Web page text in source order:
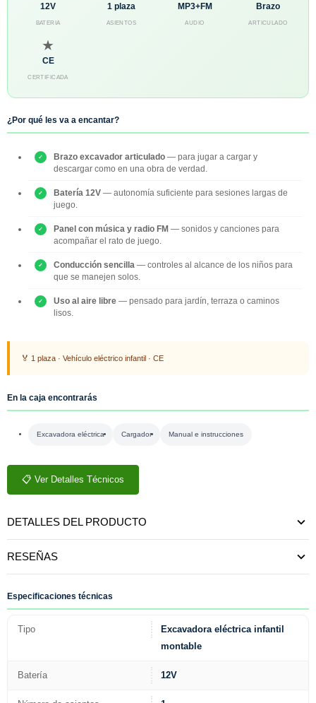
12V
BATERIA
1 plaza
ASIENTOS
MP3+FM
AUDIO
Brazo
ARTICULADO
★
CE
CERTIFICADA
¿Por qué les va a encantar?
Brazo excavador articulado — para jugar a cargar y
descargar como en una obra de verdad.
Batería 12V — autonomía suficiente para sesiones largas de
juego.
Panel con música y radio FM — sonidos y canciones para
acompañar el rato de juego.
Conducción sencilla — controles al alcance de los niños para
que se manejen solos.
Uso al aire libre — pensado para jardín, terraza o caminos
lisos.
🏅 1 plaza · Vehículo eléctrico infantil · CE
En la caja encontrarás
Excavadora eléctrica Cargador Manual e instrucciones
📋 Ver Detalles Técnicos
DETALLES DEL PRODUCTO
RESEÑAS
Especificaciones técnicas
Tipo
Excavadora eléctrica infantil
montable
Batería 12V